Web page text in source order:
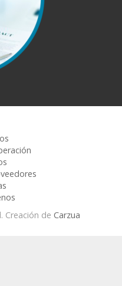
Creación de Carzua